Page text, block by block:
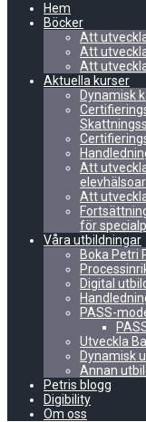
Hem
Böcker
Att
Att
Att
Aktuella kurser
Dynamisk
Att
Att
för
Våra utbildningar
Boka Petri
Digital
PASS-
Utveckla
Dynamisk
Annan
Petris blogg
Digibility
Om oss